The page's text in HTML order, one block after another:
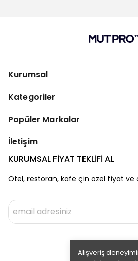
Alışveriş
Kurumsal
Kategoriler
Popüler Markalar
İletişim
KURUMSAL FİYAT TEKLİFİ AL
Otel, restoran, kafe çin özel fiyat ve